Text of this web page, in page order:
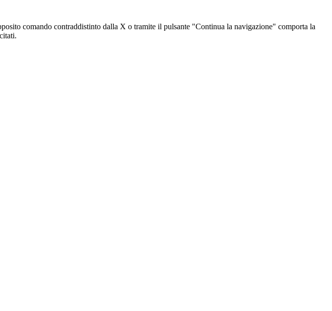
comando contraddistinto dalla X o tramite il pulsante "Continua la navigazione" comporta la